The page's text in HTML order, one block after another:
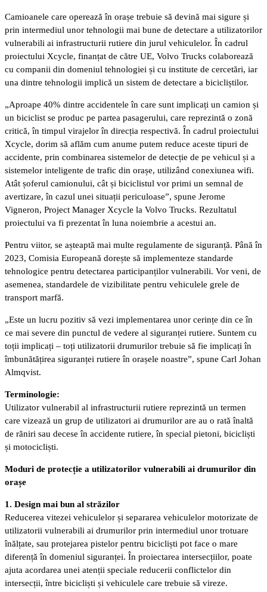
Camioanele care operează în orașe trebuie să devină mai sigure și
prin intermediul unor tehnologii mai bune de detectare a utilizatorilor
vulnerabili ai infrastructurii rutiere din jurul vehiculelor. În cadrul
proiectului Xcycle, finanțat de către UE, Volvo Trucks colaborează
cu companii din domeniul tehnologiei și cu institute de cercetări, iar
una dintre tehnologii implică un sistem de detectare a bicicliștilor.
„Aproape 40% dintre accidentele în care sunt implicați un camion și
un biciclist se produc pe partea pasagerului, care reprezintă o zonă
critică, în timpul virajelor în direcția respectivă. În cadrul proiectului
Xcycle, dorim să aflăm cum anume putem reduce aceste tipuri de
accidente, prin combinarea sistemelor de detecție de pe vehicul și a
sistemelor inteligente de trafic din orașe, utilizând conexiunea wifi.
Atât șoferul camionului, cât și biciclistul vor primi un semnal de
avertizare, în cazul unei situații periculoase”, spune Jerome
Vigneron, Project Manager Xcycle la Volvo Trucks. Rezultatul
proiectului va fi prezentat în luna noiembrie a acestui an.
Pentru viitor, se așteaptă mai multe regulamente de siguranță. Până în
2023, Comisia Europeană dorește să implementeze standarde
tehnologice pentru detectarea participanților vulnerabili. Vor veni, de
asemenea, standardele de vizibilitate pentru vehiculele grele de
transport marfă.
„Este un lucru pozitiv să vezi implementarea unor cerințe din ce în
ce mai severe din punctul de vedere al siguranței rutiere. Suntem cu
toții implicați – toți utilizatorii drumurilor trebuie să fie implicați în
îmbunătățirea siguranței rutiere în orașele noastre”, spune Carl Johan
Almqvist.
Terminologie:
Utilizator vulnerabil al infrastructurii rutiere reprezintă un termen
care vizează un grup de utilizatori ai drumurilor are au o rată înaltă
de răniri sau decese în accidente rutiere, în special pietoni, bicicliști
și motocicliști.
Moduri de protecție a utilizatorilor vulnerabili ai drumurilor din
orașe
1. Design mai bun al străzilor
Reducerea vitezei vehiculelor și separarea vehiculelor motorizate de
utilizatorii vulnerabili ai drumurilor prin intermediul unor trotuare
înălțate, sau protejarea pistelor pentru bicicliști pot face o mare
diferență în domeniul siguranței. În proiectarea intersecțiilor, poate
ajuta acordarea unei atenții speciale reducerii conflictelor din
intersecții, între bicicliști și vehiculele care trebuie să vireze.